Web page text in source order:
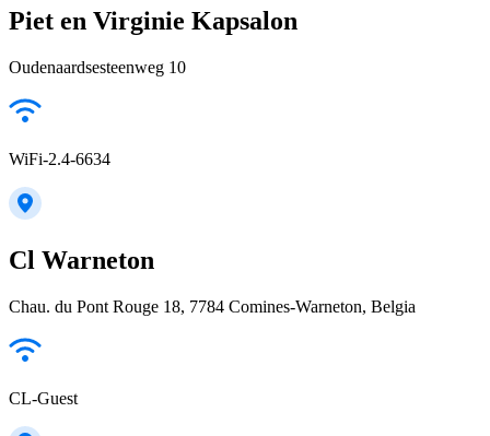
Piet en Virginie Kapsalon
Oudenaardsesteenweg 10
WiFi-2.4-6634
Cl Warneton
Chau. du Pont Rouge 18, 7784 Comines-Warneton, Belgia
CL-Guest